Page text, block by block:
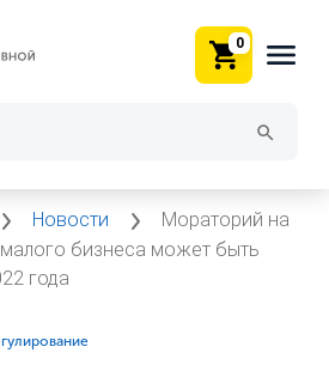
0
Новости
Мораторий на
бизнеса может быть
года